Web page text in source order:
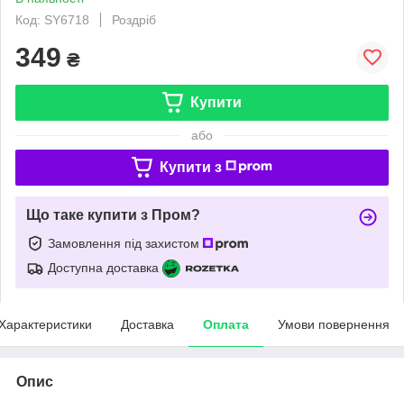
Код: SY6718
Роздріб
349 ₴
Купити
або
Купити з
Що таке купити з Пром?
Замовлення під захистом
Доступна доставка
Доставка Оплата Умови повернення
Опис